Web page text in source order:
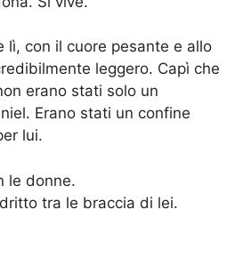
lì, con il cuore pesante e allo
leggero. Capì che
erano stati solo un
Erano stati un confine
lui.
le donne.
tra le braccia di lei.